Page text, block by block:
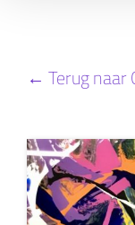
← Terug naar